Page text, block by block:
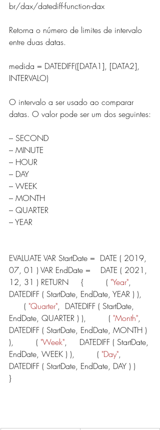
br/dax/datediff-function-dax
Retorna o número de limites de intervalo
entre duas datas.
medida = DATEDIFF([DATA1], [DATA2],
INTERVALO)
O intervalo a ser usado ao comparar
datas. O valor pode ser um dos seguintes:
– SECOND
– MINUTE
– HOUR
– DAY
– WEEK
– MONTH
– QUARTER
– YEAR
EVALUATE VAR StartDate =  DATE ( 2019,
07, 01 ) VAR EndDate =    DATE ( 2021,
12, 31 ) RETURN     {         ( "Year",
DATEDIFF ( StartDate, EndDate, YEAR ) ),
      (
"Quarter",  DATEDIFF ( StartDate,
EndDate, QUARTER ) ),         ( "Month",
DATEDIFF ( StartDate, EndDate, MONTH )
),         ( "Week",     DATEDIFF ( StartDate,
EndDate, WEEK ) ),         ( "Day",
DATEDIFF ( StartDate, EndDate, DAY ) )
}